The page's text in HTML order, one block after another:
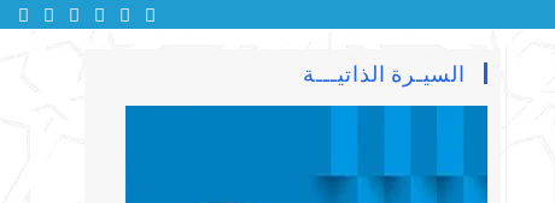
السيـرة الذاتيـــة